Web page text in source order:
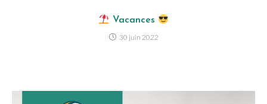
Vacances
30 juin 2022